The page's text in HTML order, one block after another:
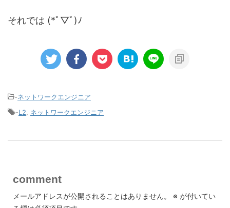
それでは (*ﾟ▽ﾟ)ﾉ
-ネットワークエンジニア
-L2, ネットワークエンジニア
comment
メールアドレスが公開されることはありません。 ※ が付いてい